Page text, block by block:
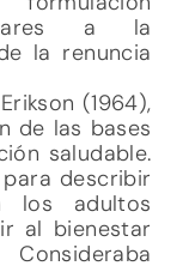
a la
la renuncia
(1964),
de las bases
saludable.
para describir
los adultos
al bienestar